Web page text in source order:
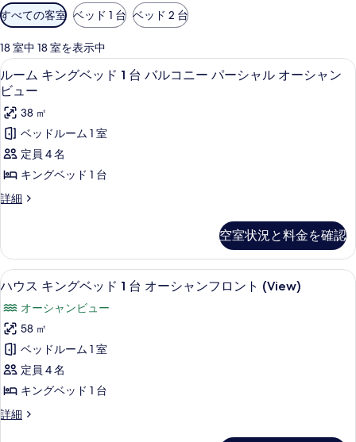
利
用
可
能
な
客
室
の
絞
り
込
み
すべての客室 ベッド 1 台 ベッド 2 台
18 室中 18 室を表示中
ル
ー
ム
キ
ン
グ
ベ
1
台
バ
ル
コ
ニ
ー
パ
ー
高級寝具、セーフティボックス (室
9
ルーム キングベッド 1 台 バルコニー パーシャル オーシャン
ビュー
38 ㎡
ベッドルーム 1 室
定員 4 名
キングベッド 1 台
詳細
ル
ン
グ
ベ
ド
台
バ
ル
コ
ニ
ー
空室状況と料金を確認
ハ
ス
キ
ン
グ
ベ
ッ
高級寝具、セーフティボックス (室
3
ハウス キングベッド 1 台 オーシャンフロント (View)
オーシャンビュー
58 ㎡
ベッドルーム 1 室
定員 4 名
キングベッド 1 台
詳細
ハ